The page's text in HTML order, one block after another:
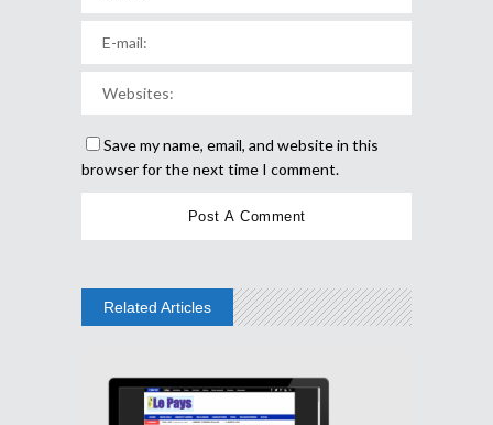
Save my name, email, and website in this
browser for the next time I comment.
Related Articles